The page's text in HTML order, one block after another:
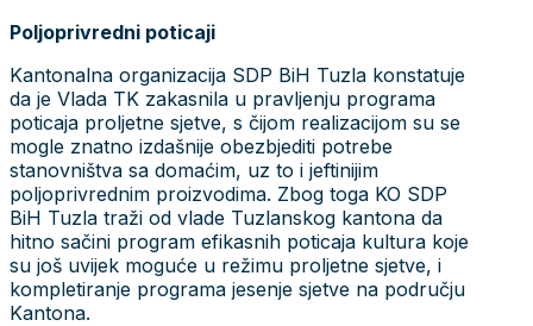
Poljoprivredni poticaji
Kantonalna organizacija SDP BiH Tuzla konstatuje
da je Vlada TK zakasnila u pravljenju programa
poticaja proljetne sjetve, s čijom realizacijom su se
mogle znatno izdašnije obezbjediti potrebe
stanovništva sa domaćim, uz to i jeftinijim
poljoprivrednim proizvodima. Zbog toga KO SDP
BiH Tuzla traži od vlade Tuzlanskog kantona da
hitno sačini program efikasnih poticaja kultura koje
su još uvijek moguće u režimu proljetne sjetve, i
kompletiranje programa jesenje sjetve na području
Kantona.